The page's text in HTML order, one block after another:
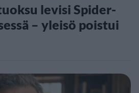
levisi Spider-
– yleisö poistui